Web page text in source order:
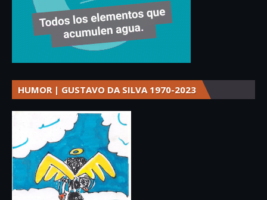
HUMOR | GUSTAVO DA SILVA 1970-2023